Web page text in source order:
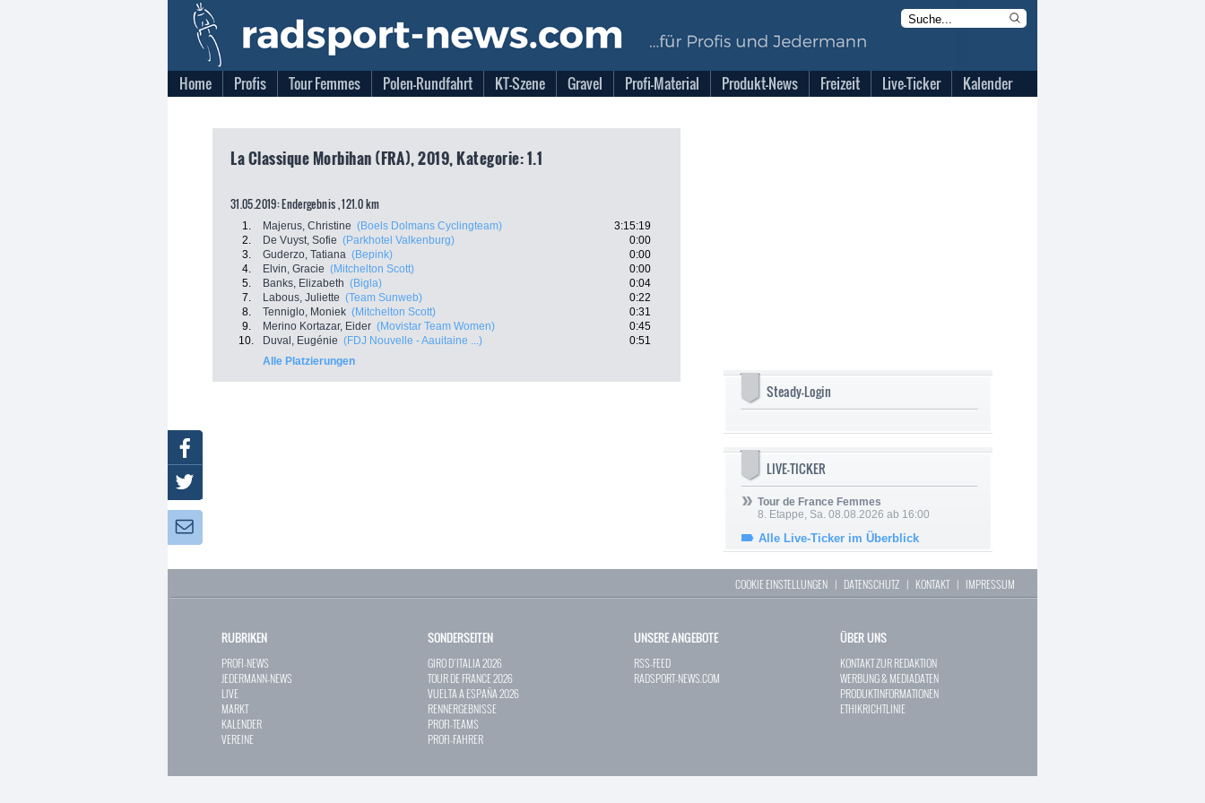
Home Profis Tour Femmes Polen-Rundfahrt KT-Szene Gravel Profi-Material Produkt-News Freizeit Live-Ticker Kalender
La Classique Morbihan (FRA), 2019, Kategorie: 1.1
31.05.2019: Endergebnis , 121.0 km
1. Majerus, Christine (Boels Dolmans Cyclingteam)
3:15:19
2.
De Vuyst, Sofie (Parkhotel Valkenburg)
0:00
3.
Guderzo, Tatiana (Bepink)
0:00
4.
Elvin, Gracie (Mitchelton Scott)
0:00
5.
Banks, Elizabeth (Bigla)
0:04
7.
Labous, Juliette (Team Sunweb)
0:22
8.
Tenniglo, Moniek (Mitchelton Scott)
0:31
9.
Merino Kortazar, Eider (Movistar Team Women)
0:45
10.
Duval, Eugénie (FDJ Nouvelle - Aauitaine ...)
0:51
Alle Platzierungen
Steady-Login
LIVE-TICKER
Tour de France Femmes
8. Etappe, Sa. 08.08.2026 ab 16:00
Alle Live-Ticker im Überblick
COOKIE EINSTELLUNGEN | DATENSCHUTZ | KONTAKT| IMPRESSUM
RUBRIKEN
PROFI-NEWS
JEDERMANN-NEWS
LIVE
MARKT
KALENDER
VEREINE
SONDERSEITEN
GIRO D`ITALIA 2026
TOUR DE FRANCE 2026
VUELTA A ESPAÑA 2026
RENNERGEBNISSE
PROFI-TEAMS
PROFI-FAHRER
UNSERE ANGEBOTE
RSS-FEED
RADSPORT-NEWS.COM
ÜBER UNS
KONTAKT ZUR REDAKTION
WERBUNG & MEDIADATEN
PRODUKTINFORMATIONEN
ETHIKRICHTLINIE